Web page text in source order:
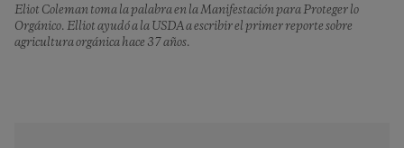
Eliot Coleman toma la palabra en la Manifestación para Proteger lo
Orgánico. Elliot ayudó a la USDA a escribir el primer reporte sobre
agricultura orgánica hace 37 años.